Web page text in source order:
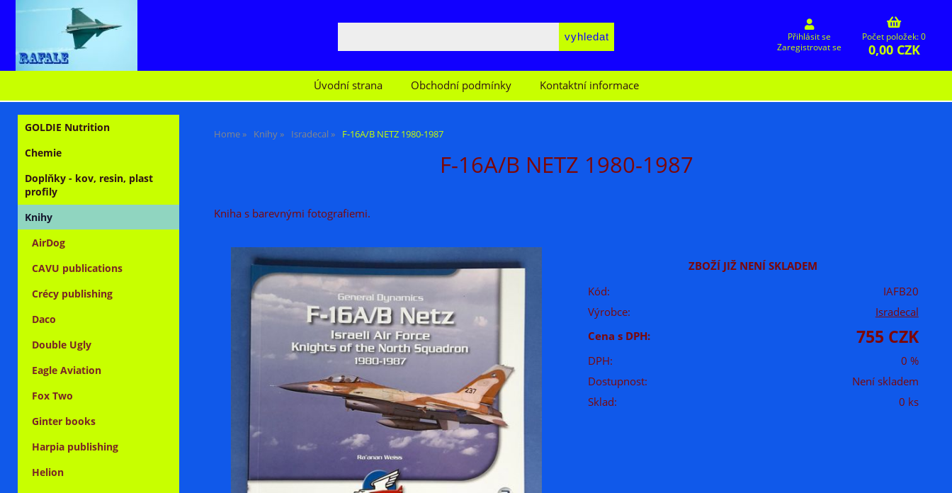
Přihlásit se
Zaregistrovat se
Počet položek: 0
0,00 CZK
Úvodní strana Obchodní podmínky Kontaktní informace
Home Knihy Isradecal F-16A/B NETZ 1980-1987
F-16A/B NETZ 1980-1987
Kniha s barevnými fotografiemi.
ZBOŽÍ JIŽ NENÍ SKLADEM
Kód:
IAFB20
Výrobce:
Isradecal
Cena s DPH:
755 CZK
DPH:
0 %
Dostupnost:
Není skladem
Sklad:
0 ks
GOLDIE Nutrition
Chemie
Doplňky - kov, resin, plast
profily
Knihy
AirDog
CAVU publications
Crécy publishing
Daco
Double Ugly
Eagle Aviation
Fox Two
Ginter books
Harpia publishing
Helion